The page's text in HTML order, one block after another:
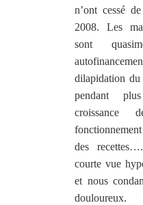
n’ont cessé
2008. Les
sont
dilapidation du
pendant
croissance
des
courte vue
et nous
douloureux.